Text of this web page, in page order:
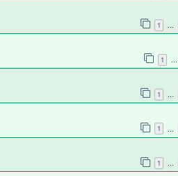
1 …
1 …
1
1
1 …